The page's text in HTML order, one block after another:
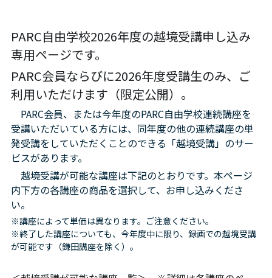
05ハイブリッド講座：「共に生きる」ため
の社会調査
06オンライン講座：農と食の民主主義を実
現する
07ハイブリッド：アイヌ語を学びつつ日本
語の問題として捉え返す
08ハイブリッド:メキシコ最大の先住民言語
ナワトル語を知る
10オンラインLet's talk abouttheworld
Facebookでシェア
PARC自由学校2026年度の越境受講申し込み
専用ページです。
PARC会員ならびに2026年度受講生のみ、ご
利用いただけます（限定公開）。
PARC会員、または今年度のPARC自由学校連続講座を
受講いただいている方には、同年度の他の連続講座の単
発受講をしていただくことのできる「越境受講」のサー
ビスがあります。
越境受講が可能な講座は下記のとおりです。本ページ
内下方の各講座の商品を選択して、お申し込みくださ
い。
※講座によって単価は異なります。ご注意ください。
※終了した講座についても、今年度中に限り、録画での越境受講
が可能です（鎌田講座を除く）。
04鎌田慧 時代を描く・ルポルタージュの現場
から
01民主主義
02アジア太平洋を非核地帯に
06韓国：「文化民主主義」の根っこを学ぶ
03食べものから学ぶ経済学
アートをめぐるフィールドワークin関西2025